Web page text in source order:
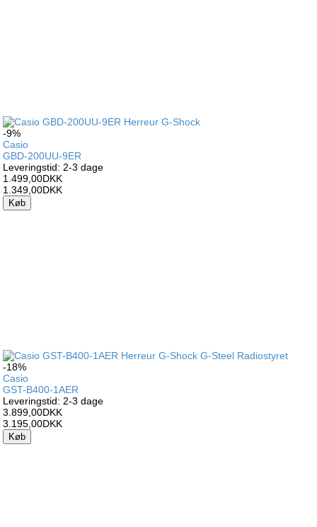
-9%
Casio
GBD-200UU-9ER
Leveringstid: 2-3 dage
1.499,00DKK
1.349,00DKK
Køb
-18%
Casio
GST-B400-1AER
Leveringstid: 2-3 dage
3.899,00DKK
3.195,00DKK
Køb